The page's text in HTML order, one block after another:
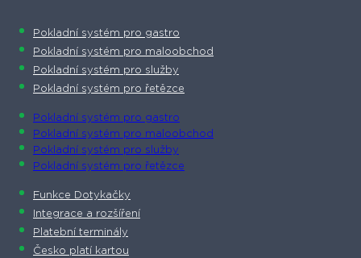
Pokladní systém pro gastro
Pokladní systém pro maloobchod
Pokladní systém pro služby
Pokladní systém pro řetězce
Pokladní systém pro gastro
Pokladní systém pro maloobchod
Pokladní systém pro služby
Pokladní systém pro řetězce
Funkce Dotykačky
Integrace a rozšíření
Platební terminály
Česko platí kartou